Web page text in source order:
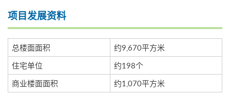
项目发展资料
总楼面面积
约9,670平方米
住宅单位
约198个
商业楼面面积
约1,070平方米